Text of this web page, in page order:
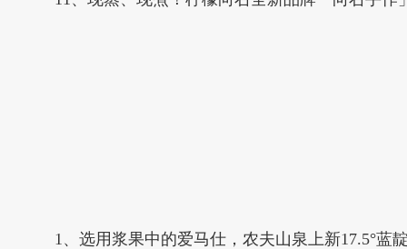
1、选用浆果中的爱马仕，农夫山泉上新17.5°蓝